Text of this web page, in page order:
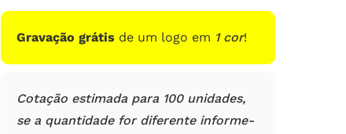
clientes
Gravação grátis de um logo em 1 cor!
Cotação estimada para 100 unidades,
se a quantidade for diferente informe-